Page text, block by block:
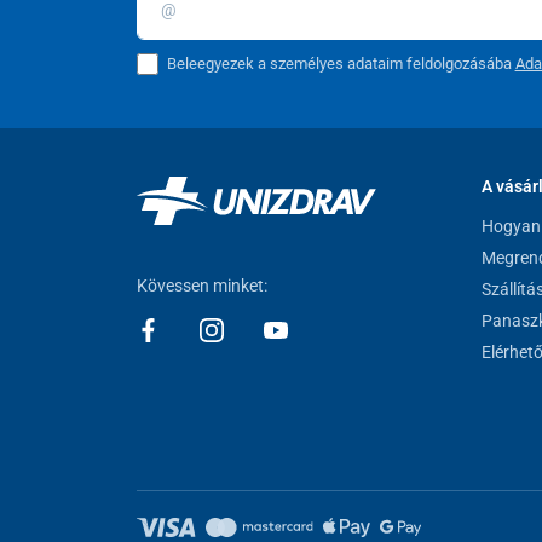
Beleegyezek a személyes adataim feldolgozásába
Kövessen minket:
A